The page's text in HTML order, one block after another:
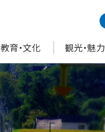
教育・文化 観光・魅力